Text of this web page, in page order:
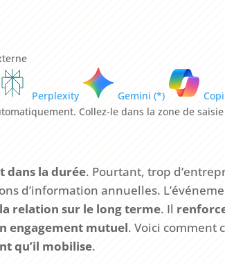
Perplexity Gemini (*)
Collez-le dans la zone de
dans la durée. Pourtant, trop
d’information annuelles.
relation sur le long terme. Il
engagement mutuel. Voici comment
qu’il mobilise.